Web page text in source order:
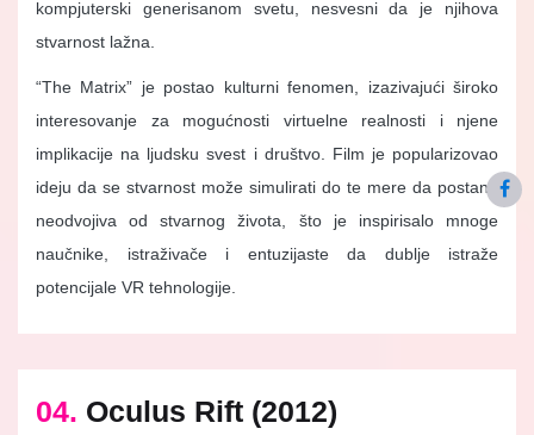
kompjuterski generisanom svetu, nesvesni da je njihova
stvarnost lažna.
“The Matrix” je postao kulturni fenomen, izazivajući široko
interesovanje za mogućnosti virtuelne realnosti i njene
implikacije na ljudsku svest i društvo. Film je popularizovao
ideju da se stvarnost može simulirati do te mere da postane
neodvojiva od stvarnog života, što je inspirisalo mnoge
naučnike, istraživače i entuzijaste da dublje istraže
potencijale VR tehnologije.
04. Oculus Rift (2012)